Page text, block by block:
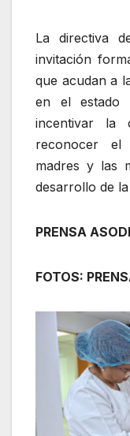
La directiva
invitación
que acudan a
en el estado
incentivar la
reconocer
madres y las
desarrollo de
PRENSA
FOTOS: